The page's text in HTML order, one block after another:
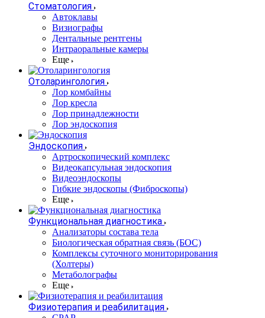
Стоматология
Автоклавы
Визиографы
Дентальные рентгены
Интраоральные камеры
Еще
Отоларингология
Лор комбайны
Лор кресла
Лор принадлежности
Лор эндоскопия
Эндоскопия
Артроскопический комплекс
Видеокапсульная эндоскопия
Видеоэндоскопы
Гибкие эндоскопы (Фиброcкопы)
Еще
Функциональная диагностика
Анализаторы состава тела
Биологическая обратная связь (БОС)
Комплексы суточного мониторирования
(Холтеры)
Метаболографы
Еще
Физиотерапия и реабилитация